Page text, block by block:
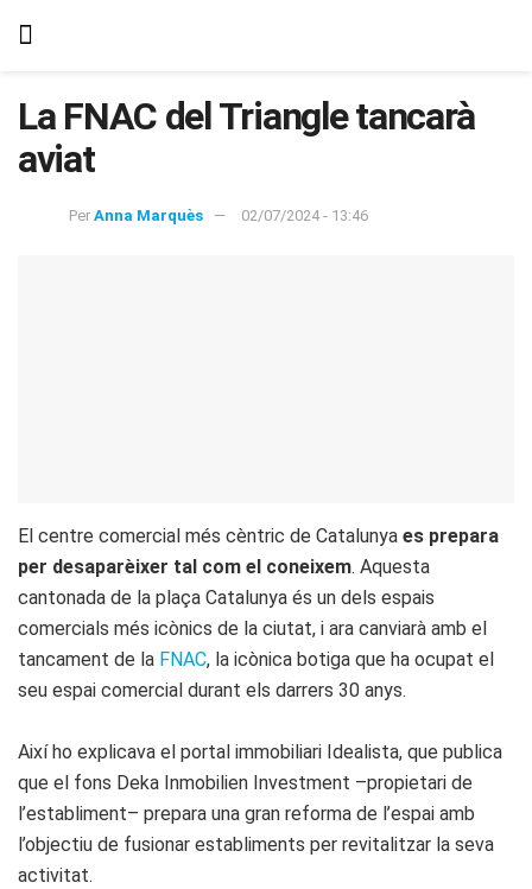
La FNAC del Triangle tancarà
aviat
Per Anna Marquès 02/07/2024 - 13:46
El centre comercial més cèntric de Catalunya es prepara
per desaparèixer tal com el coneixem. Aquesta
cantonada de la plaça Catalunya és un dels espais
comercials més icònics de la ciutat, i ara canviarà amb el
tancament de la FNAC, la icònica botiga que ha ocupat el
seu espai comercial durant els darrers 30 anys.
Així ho explicava el portal immobiliari Idealista, que publica
que el fons Deka Inmobilien Investment –propietari de
l’establiment– prepara una gran reforma de l’espai amb
l’objectiu de fusionar establiments per revitalitzar la seva
activitat.